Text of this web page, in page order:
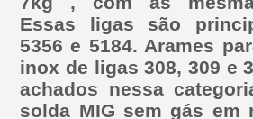
Essas ligas são
5356 e 5184. Arames
inox de ligas 308, 309 e
achados nessa
solda MIG sem gás em